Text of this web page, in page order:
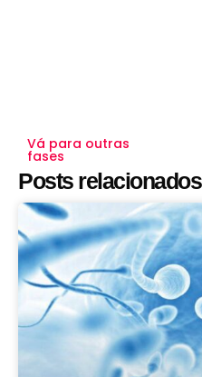
Vá para outras
fases
Posts relacionados